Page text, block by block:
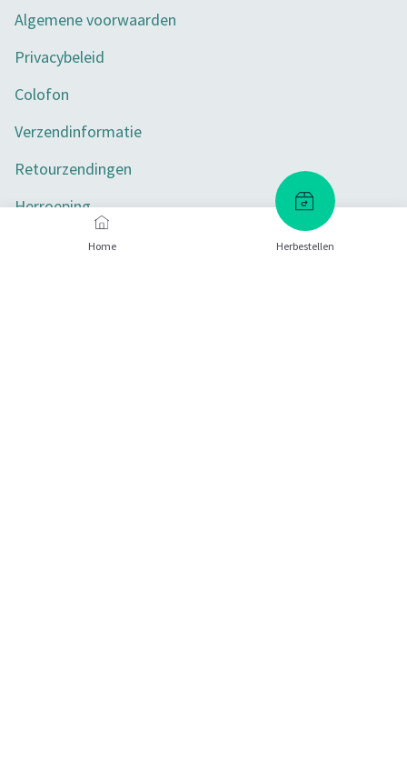
Home Herbestellen
Algemene voorwaarden
Privacybeleid
Colofon
Verzendinformatie
Retourzendingen
Herroeping
Toegankelijkheid